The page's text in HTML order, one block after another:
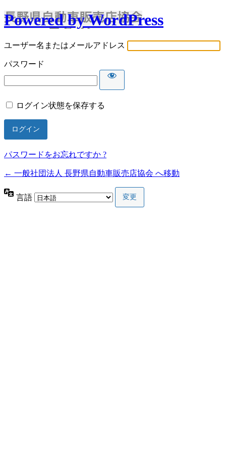
Powered by WordPress
ユーザー名またはメールアドレス
パスワード
ログイン状態を保存する
パスワードをお忘れですか ?
← 一般社団法人 長野県自動車販売店協会 へ移動
言語